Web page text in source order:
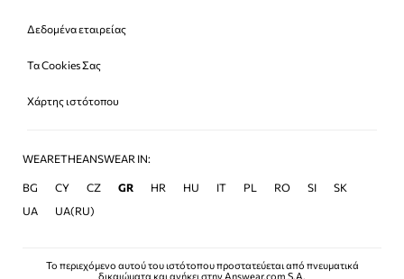
Δεδομένα εταιρείας
Τα Cookies Σας
Χάρτης ιστότοπου
WEARETHEANSWEAR IN:
BG CY CZ GR HR HU IT PL RO SI
SK
UA
UA(RU)
Το περιεχόμενο αυτού του ιστότοπου προστατεύεται από πνευματικά
δικαιώματα και ανήκει στην Answear.com S.A.